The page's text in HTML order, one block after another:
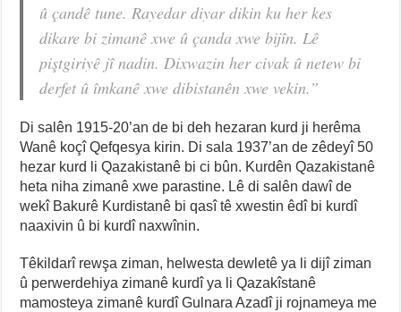
û çandê tune. Rayedar diyar dikin ku her kes
dikare bi zimanê xwe û çanda xwe bijîn. Lê
piştgiriyê jî nadin. Dixwazin her civak û netew bi
derfet û îmkanê xwe dibistanên xwe vekin.”
Di salên 1915-20’an de bi deh hezaran kurd ji herêma
Wanê koçî Qefqesya kirin. Di sala 1937’an de zêdeyî 50
hezar kurd li Qazakistanê bi ci bûn. Kurdên Qazakistanê
heta niha zimanê xwe parastine. Lê di salên dawî de
wekî Bakurê Kurdistanê bi qasî tê xwestin êdî bi kurdî
naaxivin û bi kurdî naxwînin.
Têkildarî rewşa ziman, helwesta dewletê ya li dijî ziman
û perwerdehiya zimanê kurdî ya li Qazakîstanê
mamosteya zimanê kurdî Gulnara Azadî ji rojnameya me